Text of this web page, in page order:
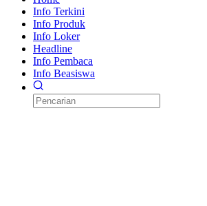
Info Terkini
Info Produk
Info Loker
Headline
Info Pembaca
Info Beasiswa